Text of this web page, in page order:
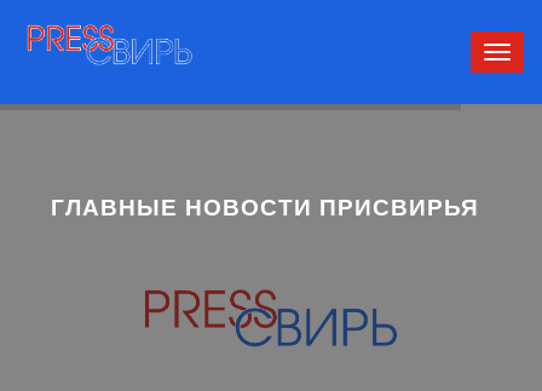
ГЛАВНЫЕ НОВОСТИ ПРИСВИРЬЯ